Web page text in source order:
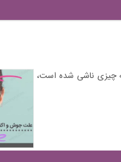
چیزی ناشی شده است،